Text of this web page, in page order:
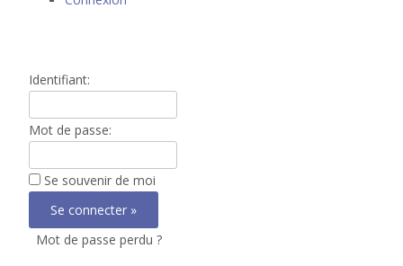
Identifiant:
Mot de passe:
Se souvenir de moi
Mot de passe perdu ?